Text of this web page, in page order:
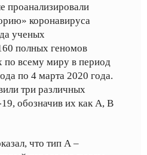
проанализировали
коронавируса
ученых
полных геномов
по всему миру в период
по 4 марта 2020 года.
три различных
обозначив их как А, B
что тип А –